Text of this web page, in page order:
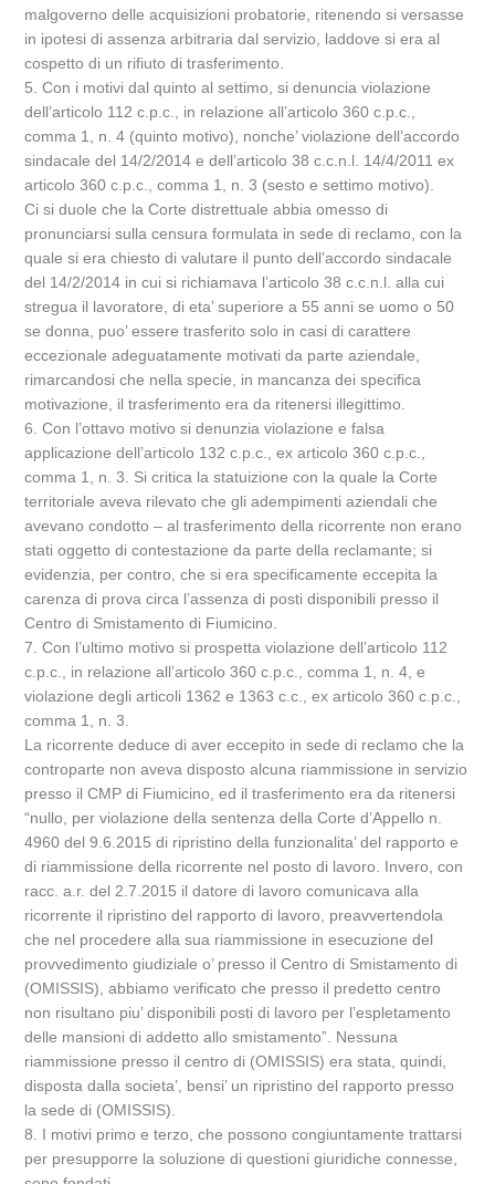
malgoverno delle acquisizioni probatorie, ritenendo si versasse
in ipotesi di assenza arbitraria dal servizio, laddove si era al
cospetto di un rifiuto di trasferimento.
5. Con i motivi dal quinto al settimo, si denuncia violazione
dell’articolo 112 c.p.c., in relazione all’articolo 360 c.p.c.,
comma 1, n. 4 (quinto motivo), nonche’ violazione dell’accordo
sindacale del 14/2/2014 e dell’articolo 38 c.c.n.l. 14/4/2011 ex
articolo 360 c.p.c., comma 1, n. 3 (sesto e settimo motivo).
Ci si duole che la Corte distrettuale abbia omesso di
pronunciarsi sulla censura formulata in sede di reclamo, con la
quale si era chiesto di valutare il punto dell’accordo sindacale
del 14/2/2014 in cui si richiamava l’articolo 38 c.c.n.l. alla cui
stregua il lavoratore, di eta’ superiore a 55 anni se uomo o 50
se donna, puo’ essere trasferito solo in casi di carattere
eccezionale adeguatamente motivati da parte aziendale,
rimarcandosi che nella specie, in mancanza dei specifica
motivazione, il trasferimento era da ritenersi illegittimo.
6. Con l’ottavo motivo si denunzia violazione e falsa
applicazione dell’articolo 132 c.p.c., ex articolo 360 c.p.c.,
comma 1, n. 3. Si critica la statuizione con la quale la Corte
territoriale aveva rilevato che gli adempimenti aziendali che
avevano condotto – al trasferimento della ricorrente non erano
stati oggetto di contestazione da parte della reclamante; si
evidenzia, per contro, che si era specificamente eccepita la
carenza di prova circa l’assenza di posti disponibili presso il
Centro di Smistamento di Fiumicino.
7. Con l’ultimo motivo si prospetta violazione dell’articolo 112
c.p.c., in relazione all’articolo 360 c.p.c., comma 1, n. 4, e
violazione degli articoli 1362 e 1363 c.c., ex articolo 360 c.p.c.,
comma 1, n. 3.
La ricorrente deduce di aver eccepito in sede di reclamo che la
controparte non aveva disposto alcuna riammissione in servizio
presso il CMP di Fiumicino, ed il trasferimento era da ritenersi
“nullo, per violazione della sentenza della Corte d’Appello n.
4960 del 9.6.2015 di ripristino della funzionalita’ del rapporto e
di riammissione della ricorrente nel posto di lavoro. Invero, con
racc. a.r. del 2.7.2015 il datore di lavoro comunicava alla
ricorrente il ripristino del rapporto di lavoro, preavvertendola
che nel procedere alla sua riammissione in esecuzione del
provvedimento giudiziale o’ presso il Centro di Smistamento di
(OMISSIS), abbiamo verificato che presso il predetto centro
non risultano piu’ disponibili posti di lavoro per l’espletamento
delle mansioni di addetto allo smistamento”. Nessuna
riammissione presso il centro di (OMISSIS) era stata, quindi,
disposta dalla societa’, bensi’ un ripristino del rapporto presso
la sede di (OMISSIS).
8. I motivi primo e terzo, che possono congiuntamente trattarsi
per presupporre la soluzione di questioni giuridiche connesse,